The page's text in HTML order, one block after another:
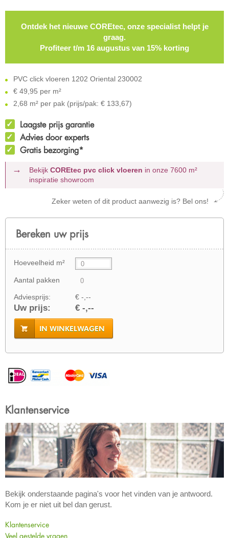
Ontdek het nieuwe COREtec, onze specialist helpt je
graag.
Profiteer t/m 16 augustus van 15% korting
PVC click vloeren 1202 Oriental 230002
€ 49,95 per m²
2,68 m² per pak (prijs/pak: € 133,67)
Laagste prijs garantie
Advies door experts
Gratis bezorging*
Bekijk COREtec pvc click vloeren in onze 7600 m²
inspiratie showroom
Zeker weten of dit product aanwezig is? Bel ons!
Bereken uw prijs
Hoeveelheid m²
Aantal pakken
Adviesprijs: € -,--
Uw prijs: € -,--
IN WINKELWAGEN
Klantenservice
Bekijk onderstaande pagina's voor het vinden van je antwoord.
Kom je er niet uit bel dan gerust.
Klantenservice
Veel gestelde vragen